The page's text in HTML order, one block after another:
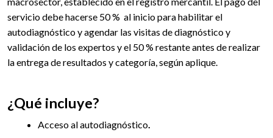
servicio debe hacerse 50 % al inicio para habilitar el
autodiagnóstico y agendar las visitas de diagnóstico y
validación de los expertos y el 50 % restante antes de realizar
la entrega de resultados y categoría, según aplique.
¿Qué incluye?
Acceso al autodiagnóstico.